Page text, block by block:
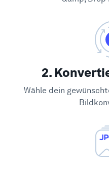
2.
Wähle dein